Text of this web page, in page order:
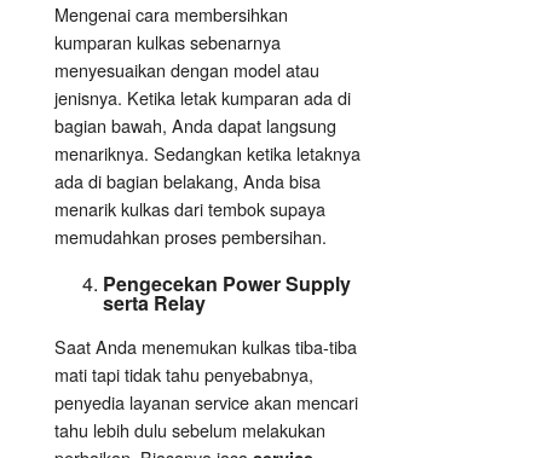
Mengenai cara membersihkan
kumparan kulkas sebenarnya
menyesuaikan dengan model atau
jenisnya. Ketika letak kumparan ada di
bagian bawah, Anda dapat langsung
menariknya. Sedangkan ketika letaknya
ada di bagian belakang, Anda bisa
menarik kulkas dari tembok supaya
memudahkan proses pembersihan.
Pengecekan Power Supply
serta Relay
Saat Anda menemukan kulkas tiba-tiba
mati tapi tidak tahu penyebabnya,
penyedia layanan service akan mencari
tahu lebih dulu sebelum melakukan